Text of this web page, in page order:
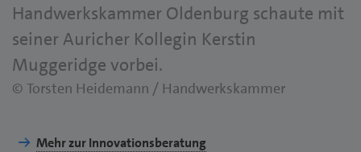
Handwerkskammer Oldenburg schaute mit
seiner Auricher Kollegin Kerstin
Muggeridge vorbei.
© Torsten Heidemann / Handwerkskammer
Mehr zur Innovationsberatung